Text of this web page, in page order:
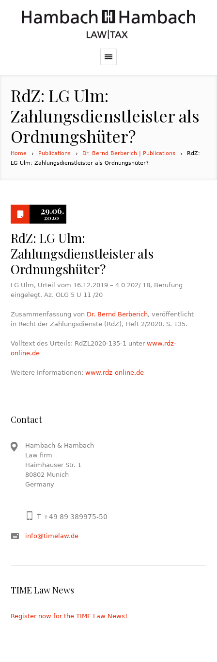
RdZ: LG Ulm:
Zahlungsdienstleister als
Ordnungshüter?
Home Publications Dr. Bernd Berberich | Publications
RdZ:
LG Ulm: Zahlungsdienstleister als Ordnungshüter?
29.06.
2020
RdZ: LG Ulm:
Zahlungsdienstleister als
Ordnungshüter?
LG Ulm, Urteil vom 16.12.2019 – 4 0 202/ 18, Berufung
eingelegt, Az. OLG 5 U 11 /20
Zusammenfassung von Dr. Bernd Berberich, veröffentlicht
in Recht der Zahlungsdienste (RdZ), Heft 2/2020, S. 135.
Volltext des Urteils: RdZL2020-135-1 unterwww.rdz-
online.de
Weitere Informationen:www.rdz-online.de
Contact
Hambach & Hambach
Law firm
Haimhauser Str. 1
80802 Munich
Germany
T +49 89 389975-50
info@timelaw.de
TIME Law News
Register now for the TIME Law News!